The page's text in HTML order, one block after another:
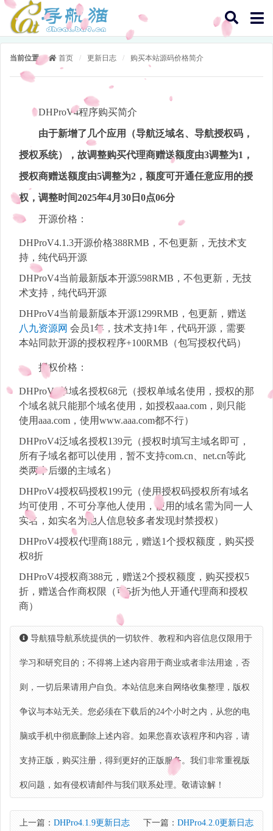
当前位置： 首页 / 更新日志 / 购买本站源码价格简介
DHProV4程序购买简介
由于新增了几个应用（导航泛域名、导航授权码，
授权系统），故调整购买代理商赠送额度由3调整为1，
授权商赠送额度由5调整为2，额度可开通任意应用的授
权，调整时间2025年4月30日0点06分
开源价格：
DHProV4.1.3开源价格388RMB，不包更新，无技术支
持，纯代码开源
DHProV4当前最新版本开源598RMB，不包更新，无技
术支持，纯代码开源
DHProV4当前最新版本开源1299RMB，包更新，赠送
八九资源网 会员1年，技术支持1年，代码开源，需要
本站同款开源的授权程序+100RMB（包写授权代码）
授权价格：
DHProV4单域名授权68元（授权单域名使用，授权的那
个域名就只能那个域名使用，如授权aaa.com，则只能
使用aaa.com，使用www.aaa.com都不行）
DHProV4泛域名授权139元（授权时填写主域名即可，
所有子域名都可以使用，暂不支持com.cn、net.cn等此
类两个后缀的主域名）
DHProV4授权码授权199元（使用授权码授权所有域名
均可使用，不可分享他人使用，使用的域名需为同一人
实名，如实名为他人信息较多者发现封禁授权）
DHProV4授权代理商188元，赠送1个授权额度，购买授
权8折
DHProV4授权商388元，赠送2个授权额度，购买授权5
折，赠送合作商权限（可5折为他人开通代理商和授权
商）
导航猫导航系统提供的一切软件、教程和内容信息仅限用于
学习和研究目的；不得将上述内容用于商业或者非法用途，否
则，一切后果请用户自负。本站信息来自网络收集整理，版权
争议与本站无关。您必须在下载后的24个小时之内，从您的电
脑或手机中彻底删除上述内容。如果您喜欢该程序和内容，请
支持正版，购买注册，得到更好的正版服务。我们非常重视版
权问题，如有侵权请邮件与我们联系处理。敬请谅解！
上一篇： DHPro4.1.9更新日志 下一篇： DHPro4.2.0更新日志